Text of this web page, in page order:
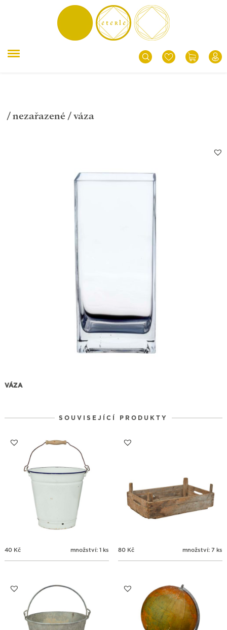
/ nezařazené / váza
VÁZA
SOUVISEJÍCÍ PRODUKTY
40 Kč množství: 1 ks 80 Kč množství: 7 ks